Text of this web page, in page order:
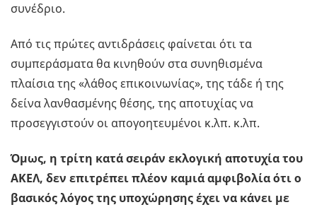
συνέδριο.
Από τις πρώτες αντιδράσεις φαίνεται ότι τα
συμπεράσματα θα κινηθούν στα συνηθισμένα
πλαίσια της «λάθος επικοινωνίας», της τάδε ή της
δείνα λανθασμένης θέσης, της αποτυχίας να
προσεγγιστούν οι απογοητευμένοι κ.λπ. κ.λπ.
Όμως, η τρίτη κατά σειράν εκλογική αποτυχία του
ΑΚΕΛ, δεν επιτρέπει πλέον καμιά αμφιβολία ότι ο
βασικός λόγος της υποχώρησης έχει να κάνει με